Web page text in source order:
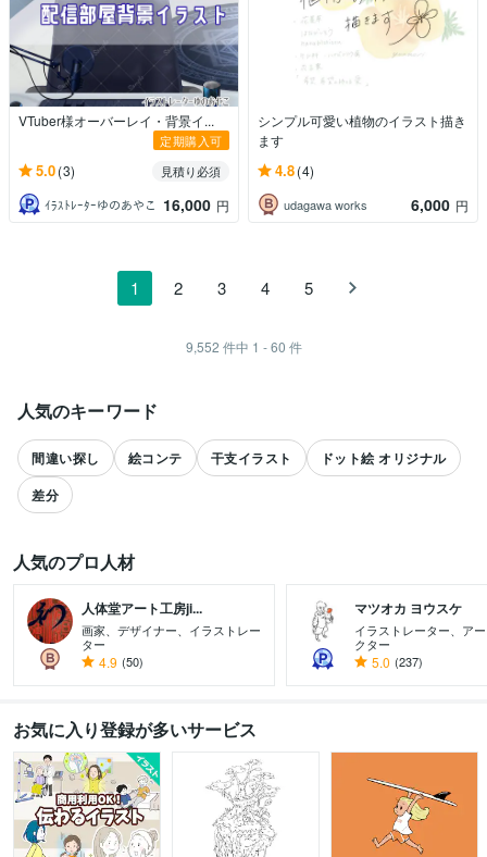
VTuber様オーバーレイ・背景イ...
定期購入可
5.0(3)
見積り必須
ｲﾗｽﾄﾚｰﾀｰゆのあやこ 16,000 円
シンプル可愛い植物のイラスト描き
ます
4.8(4)
udagawa works 6,000 円
1 2 3 4 5
9,552 件中 1 - 60 件
人気のキーワード
間違い探し 絵コンテ 干支イラスト
ドット絵 オリジナル
差分
人気のプロ人材
人体堂アート工房ji...
画家、デザイナー、イラストレー
ター
4.9 (50)
マツオカ ヨウスケ
イラストレーター、ア
クター
5.0 (237)
お気に入り登録が多いサービス